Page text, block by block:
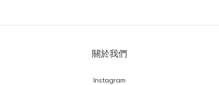
關於我們
Instagram